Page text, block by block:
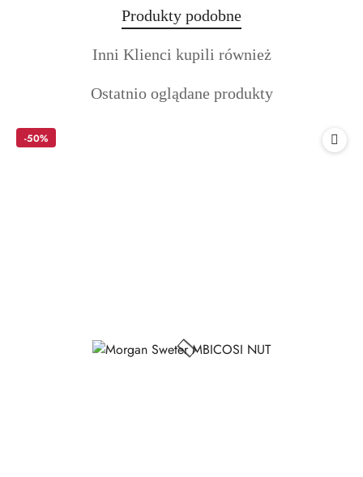
Pomiń karuzelę produktów
Produkty
o
statusie:
Produkty podobne
Produkty
statusie:
Inni Klienci kupili również
Produkty
Ostatnio oglądane produkty
-50%